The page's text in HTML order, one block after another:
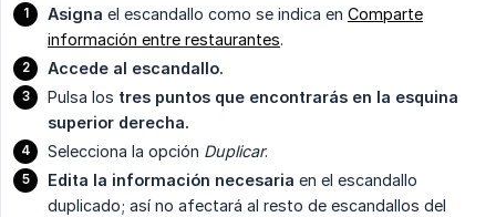
Asigna el escandallo como se indica en Comparte
información entre restaurantes.
Accede al escandallo.
Pulsa los tres puntos que encontrarás en la esquina
superior derecha.
Selecciona la opción Duplicar.
Edita la información necesaria en el escandallo
duplicado; así no afectará al resto de escandallos del